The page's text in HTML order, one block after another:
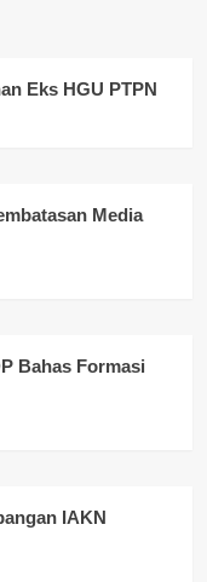
Eks HGU PTPN
Media
Bahas Formasi
IAKN